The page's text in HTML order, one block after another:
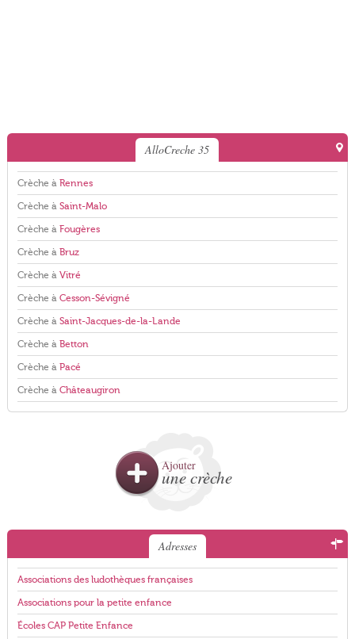
AlloCreche 35
Crèche à Rennes
Crèche à Saint-Malo
Crèche à Fougères
Crèche à Bruz
Crèche à Vitré
Crèche à Cesson-Sévigné
Crèche à Saint-Jacques-de-la-Lande
Crèche à Betton
Crèche à Pacé
Crèche à Châteaugiron
Ajouter
une crèche
Adresses
Associations des ludothèques françaises
Associations pour la petite enfance
Écoles CAP Petite Enfance